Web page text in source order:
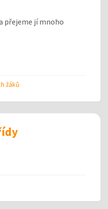
přejeme jí mnoho
žáků